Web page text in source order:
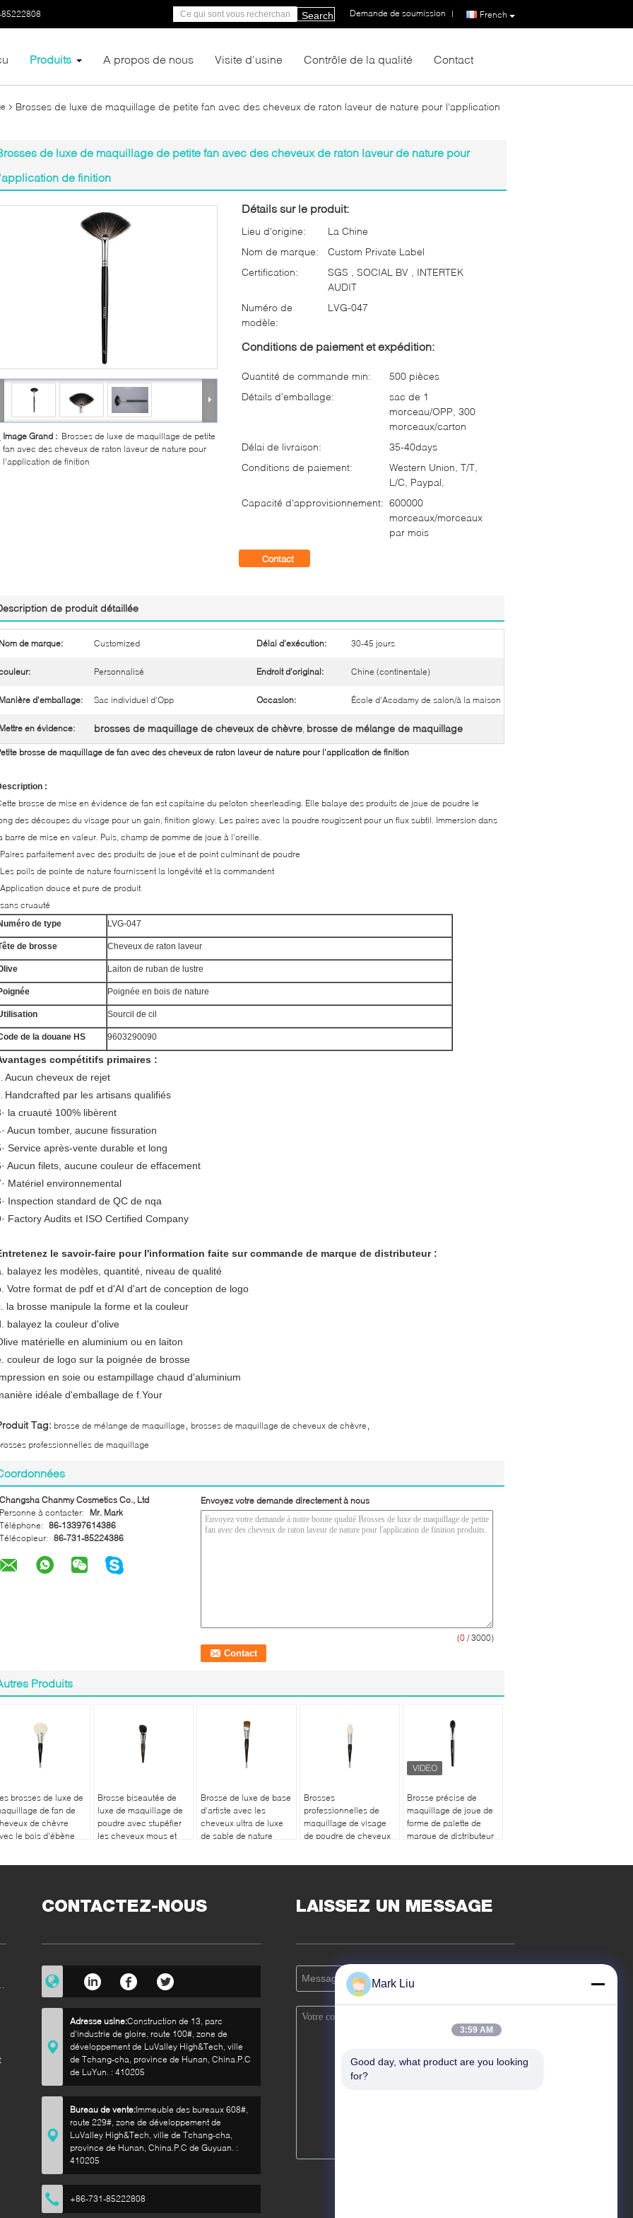
French
Demande de soumission |
Search
Produits A propos de nous Visite d'usine Contrôle de la qualité Contact
Brosses de luxe de maquillage de petite fan avec des cheveux de raton laveur de nature pour l'application
de luxe de maquillage de petite fan avec des cheveux de raton laveur de nature pour
de finition
Image Grand : Brosses de luxe de maquillage de petite
fan avec des cheveux de raton laveur de nature pour
l'application de finition
Détails sur le produit:
Lieu d'origine:
La Chine
Nom de marque:
Custom Private Label
Certification:
SGS , SOCIAL BV , INTERTEK
AUDIT
Numéro de
modèle:
LVG-047
Conditions de paiement et expédition:
Quantité de commande min:
500 pièces
Détails d'emballage:
sac de 1
morceau/OPP, 300
morceaux/carton
Délai de livraison:
35-40days
Conditions de paiement:
Western Union, T/T,
L/C, Paypal,
Capacité d'approvisionnement: 600000
morceaux/morceaux
par mois
Contact
de produit détaillée
de marque: Customized Délai d'exécution: 30-45 jours
Personnalisé Endroit d'original: Chine (continentale)
d'emballage: Sac individuel d'Opp Occasion: École d'Acodamy de salon/à la maison
en évidence: brosses de maquillage de cheveux de chèvre, brosse de mélange de maquillage
brosse de maquillage de fan avec des cheveux de raton laveur de nature pour l'application de finition
:
brosse de mise en évidence de fan est capitaine du peloton sheerleading. Elle balaye des produits de joue de poudre le
des découpes du visage pour un gain, finition glowy. Les paires avec la poudre rougissent pour un flux subtil. Immersion dans
barre de mise en valeur. Puis, champ de pomme de joue à l'oreille.
Paires parfaitement avec des produits de joue et de point culminant de poudre
Les poils de pointe de nature fournissent la longévité et la commandent
Application douce et pure de produit
sans cruauté
de type LVG-047
de brosse Cheveux de raton laveur
Laiton de ruban de lustre
Poignée en bois de nature
Sourcil de cil
de la douane HS 9603290090
compétitifs primaires :
Aucun cheveux de rejet
Handcrafted par les artisans qualifiés
la cruauté 100% libèrent
Aucun tomber, aucune fissuration
Service après-vente durable et long
Aucun filets, aucune couleur de effacement
Matériel environnemental
Inspection standard de QC de nqa
Factory Audits et ISO Certified Company
le savoir-faire pour l'information faite sur commande de marque de distributeur :
balayez les modèles, quantité, niveau de qualité
Votre format de pdf et d'AI d'art de conception de logo
la brosse manipule la forme et la couleur
balayez la couleur d'olive
matérielle en aluminium ou en laiton
couleur de logo sur la poignée de brosse
en soie ou estampillage chaud d'aluminium
idéale d'emballage de f.Your
Tag: brosse de mélange de maquillage brosses de maquillage de cheveux de chèvre
professionnelles de maquillage
Changsha Chanmy Cosmetics Co., Ltd
Personne à contacter:
Mr. Mark
Téléphone: 86-13397614386
Télécopieur: 86-731-85224386
Envoyez votre demande directement à nous
(0 / 3000)
Produits
brosses de luxe de
de fan de
de chèvre
le bois d'ébène
Brosse biseautée de
luxe de maquillage de
poudre avec stupéfier
les cheveux mous et
Brosse de luxe de base
d'artiste avec les
cheveux ultra de luxe
de sable de nature
Brosses
professionnelles de
maquillage de visage
de poudre de cheveux
Brosse précise de
maquillage de joue de
forme de palette de
marque de distributeur
CONTACTEZ-NOUS
Adresse usine:Construction de 13, parc
d'industrie de gloire, route 100#, zone de
développement de LuValley High&Tech, ville
de Tchang-cha, province de Hunan, China.P.C
de LuYun. : 410205
Bureau de vente:Immeuble des bureaux 608#,
route 229#, zone de développement de
LuValley High&Tech, ville de Tchang-cha,
province de Hunan, China.P.C de Guyuan. :
410205
+86-731-85222808
LAISSEZ UN MESSAGE
Mark Liu
3:59 AM
Good day, what product are you looking
for?